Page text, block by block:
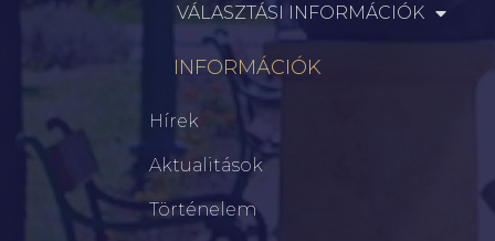
VÁLASZTÁSI INFORMÁCIÓK
INFORMÁCIÓK
Hírek
Aktualitások
Történelem